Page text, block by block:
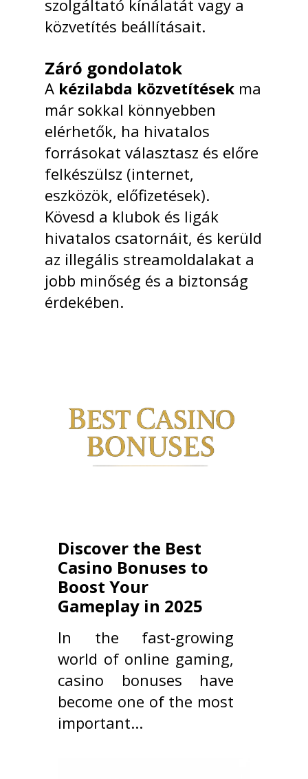
szolgáltató kínálatát vagy a
közvetítés beállításait.
Záró gondolatok
A kézilabda közvetítések ma
már sokkal könnyebben
elérhetők, ha hivatalos
forrásokat választasz és előre
felkészülsz (internet,
eszközök, előfizetések).
Kövesd a klubok és ligák
hivatalos csatornáit, és kerüld
az illegális streamoldalakat a
jobb minőség és a biztonság
érdekében.
Discover the Best
Casino Bonuses to
Boost Your
Gameplay in 2025
In the fast-growing
world of online gaming,
casino bonuses have
become one of the most
important...